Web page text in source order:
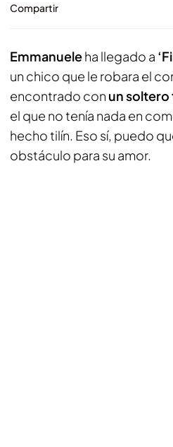
Compartir
Emmanueleha llegado a
un chico que le robara el
encontrado con un soltero
el que no tenía nada en
hecho tilín. Eso sí, puedo
obstáculo para su amor.